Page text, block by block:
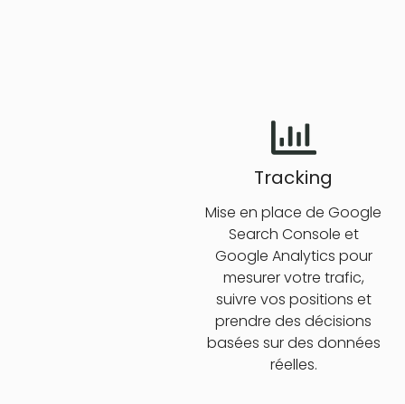
Tracking
Mise en place de Google
Search Console et
Google Analytics pour
mesurer votre trafic,
suivre vos positions et
prendre des décisions
basées sur des données
réelles.